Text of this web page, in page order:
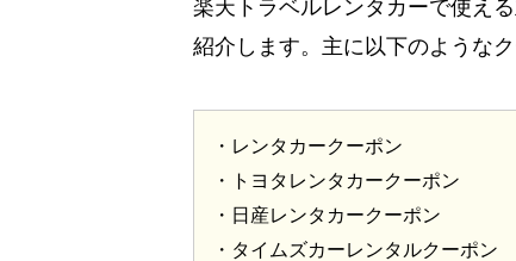
楽天トラベルレンタカーで使え
紹介します。主に以下のような
・レンタカークーポン
・トヨタレンタカークーポン
・日産レンタカークーポン
・タイムズカーレンタルクーポン